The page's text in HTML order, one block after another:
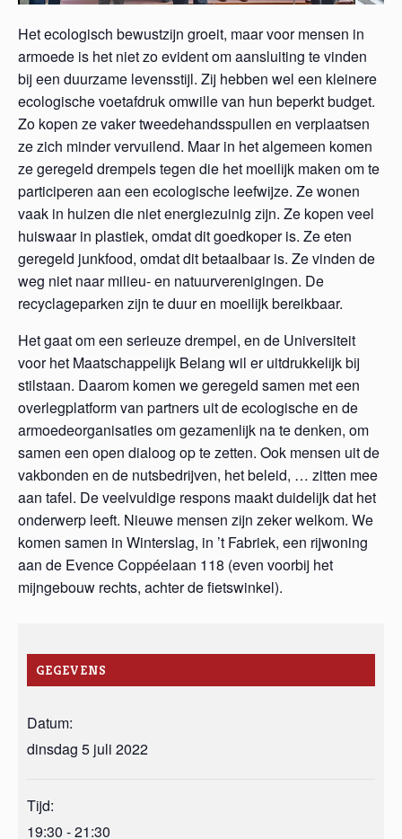
Het ecologisch bewustzijn groeit, maar voor mensen in
armoede is het niet zo evident om aansluiting te vinden
bij een duurzame levensstijl. Zij hebben wel een kleinere
ecologische voetafdruk omwille van hun beperkt budget.
Zo kopen ze vaker tweedehandsspullen en verplaatsen
ze zich minder vervuilend. Maar in het algemeen komen
ze geregeld drempels tegen die het moeilijk maken om te
participeren aan een ecologische leefwijze. Ze wonen
vaak in huizen die niet energiezuinig zijn. Ze kopen veel
huiswaar in plastiek, omdat dit goedkoper is. Ze eten
geregeld junkfood, omdat dit betaalbaar is. Ze vinden de
weg niet naar milieu- en natuurverenigingen. De
recyclageparken zijn te duur en moeilijk bereikbaar.
Het gaat om een serieuze drempel, en de Universiteit
voor het Maatschappelijk Belang wil er uitdrukkelijk bij
stilstaan. Daarom komen we geregeld samen met een
overlegplatform van partners uit de ecologische en de
armoedeorganisaties om gezamenlijk na te denken, om
samen een open dialoog op te zetten. Ook mensen uit de
vakbonden en de nutsbedrijven, het beleid, … zitten mee
aan tafel. De veelvuldige respons maakt duidelijk dat het
onderwerp leeft. Nieuwe mensen zijn zeker welkom. We
komen samen in Winterslag, in ’t Fabriek, een rijwoning
aan de Evence Coppéelaan 118 (even voorbij het
mijngebouw rechts, achter de fietswinkel).
GEGEVENS
Datum:
dinsdag 5 juli 2022
Tijd:
19:30 - 21:30